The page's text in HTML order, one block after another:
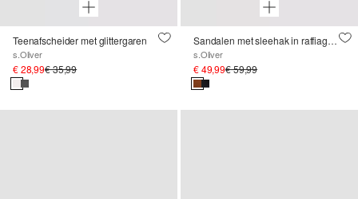
Teenafscheider met glittergaren
s.Oliver
€ 28,99€ 35,99
Sandalen met sleehak in raffiagelook
s.Oliver
€ 49,99€ 59,99